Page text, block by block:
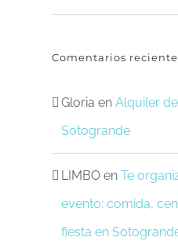
Comentarios
Gloria en Alquiler
Sotogrande
LIMBOen Te
evento: comida,
fiesta en